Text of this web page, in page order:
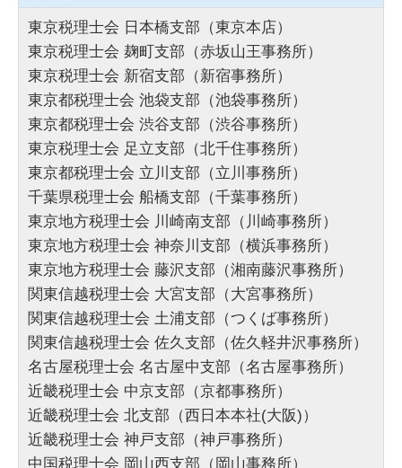
東京税理士会 日本橋支部（東京本店）
東京税理士会 麹町支部（赤坂山王事務所）
東京税理士会 新宿支部（新宿事務所）
東京都税理士会 池袋支部（池袋事務所）
東京都税理士会 渋谷支部（渋谷事務所）
東京税理士会 足立支部（北千住事務所）
東京都税理士会 立川支部（立川事務所）
千葉県税理士会 船橋支部（千葉事務所）
東京地方税理士会 川崎南支部（川崎事務所）
東京地方税理士会 神奈川支部（横浜事務所）
東京地方税理士会 藤沢支部（湘南藤沢事務所）
関東信越税理士会 大宮支部（大宮事務所）
関東信越税理士会 土浦支部（つくば事務所）
関東信越税理士会 佐久支部（佐久軽井沢事務所）
名古屋税理士会 名古屋中支部（名古屋事務所）
近畿税理士会 中京支部（京都事務所）
近畿税理士会 北支部（西日本本社(大阪)）
近畿税理士会 神戸支部（神戸事務所）
中国税理士会 岡山西支部（岡山事務所）